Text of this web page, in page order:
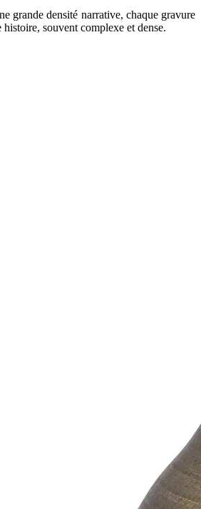
grande densité narrative, chaque gravure
histoire, souvent complexe et dense.